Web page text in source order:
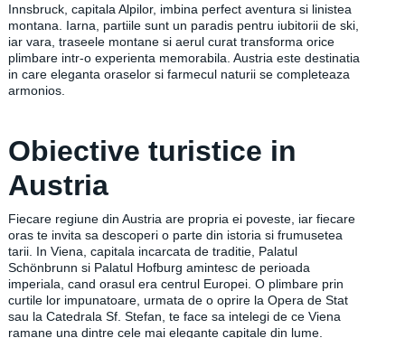
Innsbruck, capitala Alpilor, imbina perfect aventura si linistea
montana. Iarna, partiile sunt un paradis pentru iubitorii de ski,
iar vara, traseele montane si aerul curat transforma orice
plimbare intr-o experienta memorabila. Austria este destinatia
in care eleganta oraselor si farmecul naturii se completeaza
armonios.
Obiective turistice in
Austria
Fiecare regiune din Austria are propria ei poveste, iar fiecare
oras te invita sa descoperi o parte din istoria si frumusetea
tarii. In Viena, capitala incarcata de traditie, Palatul
Schönbrunn si Palatul Hofburg amintesc de perioada
imperiala, cand orasul era centrul Europei. O plimbare prin
curtile lor impunatoare, urmata de o oprire la Opera de Stat
sau la Catedrala Sf. Stefan, te face sa intelegi de ce Viena
ramane una dintre cele mai elegante capitale din lume.